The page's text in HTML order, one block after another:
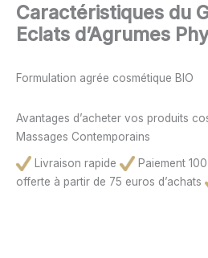
Caractéristiques du
Eclats d’Agrumes
Formulation agrée cosmétique BIO
Avantages d’acheter vos produits
Massages Contemporains
Livraison rapide Paiement
offerte à partir de 75 euros d’achats